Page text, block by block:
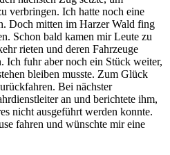
verbringen. Ich hatte noch eine
Doch mitten im Harzer Wald fing
Schon bald kamen mir Leute zu
rieten und deren Fahrzeuge
Ich fuhr aber noch ein Stück weiter,
bleiben musste. Zum Glück
Bei nächster
an und berichtete ihm,
nicht ausgeführt werden konnte.
fahren und wünschte mir eine